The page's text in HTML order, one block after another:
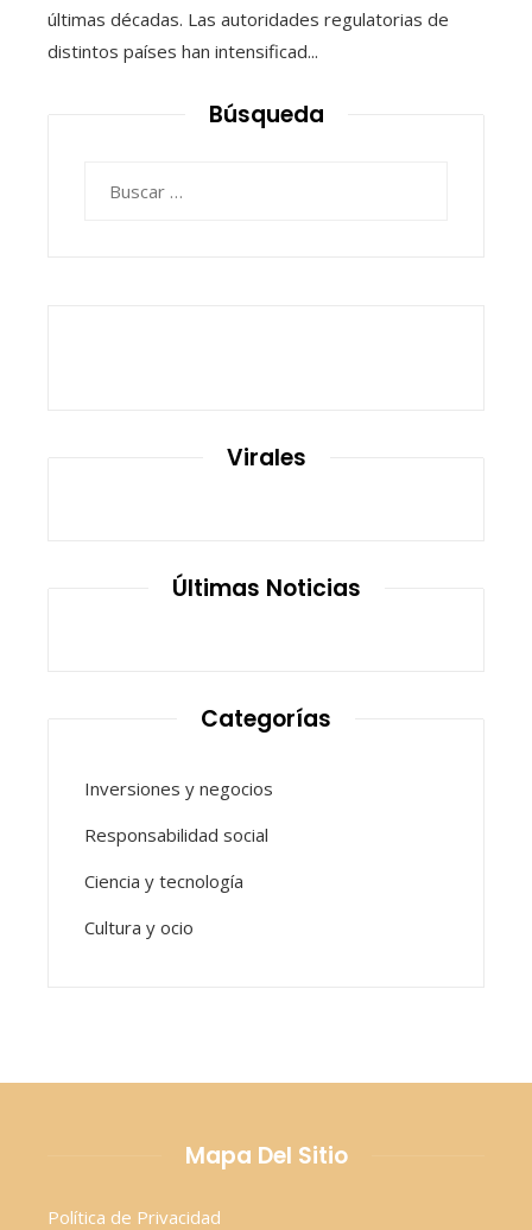
últimas décadas. Las autoridades regulatorias de
distintos países han intensificad...
Búsqueda
Virales
Últimas Noticias
Categorías
Inversiones y negocios
Responsabilidad social
Ciencia y tecnología
Cultura y ocio
Mapa Del Sitio
Política de Privacidad